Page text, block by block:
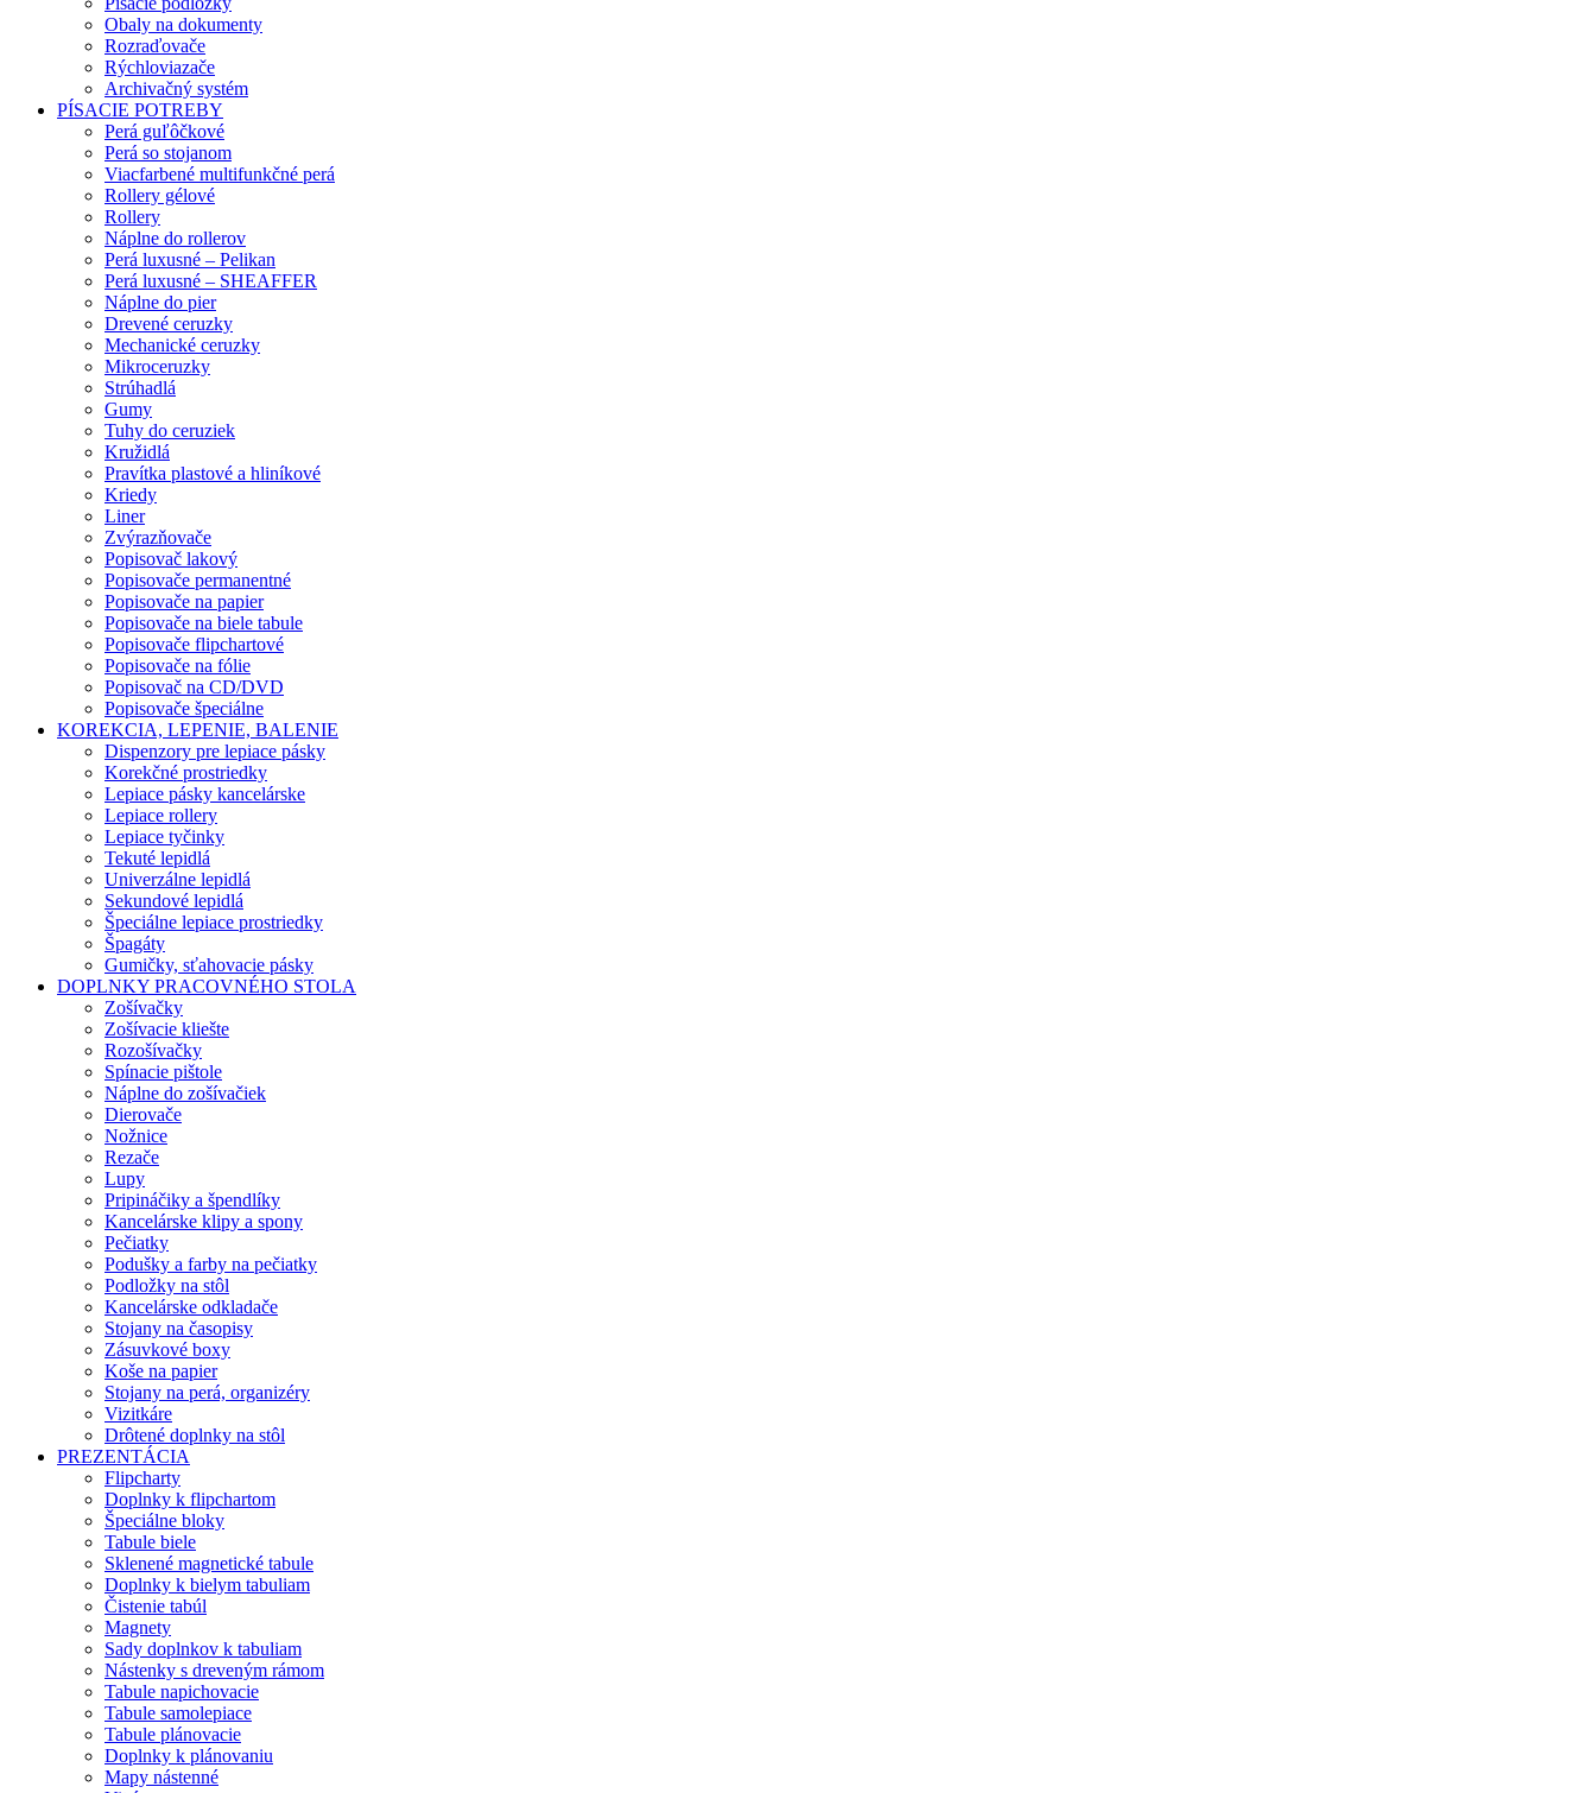
Obaly na dokumenty
Rozraďovače
Rýchloviazače
Archivačný systém
PÍSACIE POTREBY
Perá guľôčkové
Perá so stojanom
Viacfarbené multifunkčné perá
Rollery gélové
Rollery
Náplne do rollerov
Perá luxusné – Pelikan
Perá luxusné – SHEAFFER
Náplne do pier
Drevené ceruzky
Mechanické ceruzky
Mikroceruzky
Strúhadlá
Gumy
Tuhy do ceruziek
Kružidlá
Pravítka plastové a hliníkové
Kriedy
Liner
Zvýrazňovače
Popisovač lakový
Popisovače permanentné
Popisovače na papier
Popisovače na biele tabule
Popisovače flipchartové
Popisovače na fólie
Popisovač na CD/DVD
Popisovače špeciálne
KOREKCIA, LEPENIE, BALENIE
Dispenzory pre lepiace pásky
Korekčné prostriedky
Lepiace pásky kancelárske
Lepiace rollery
Lepiace tyčinky
Tekuté lepidlá
Univerzálne lepidlá
Sekundové lepidlá
Špeciálne lepiace prostriedky
Špagáty
Gumičky, sťahovacie pásky
DOPLNKY PRACOVNÉHO STOLA
Zošívačky
Zošívacie kliešte
Rozošívačky
Spínacie pištole
Náplne do zošívačiek
Dierovače
Nožnice
Rezače
Lupy
Pripináčiky a špendlíky
Kancelárske klipy a spony
Pečiatky
Podušky a farby na pečiatky
Podložky na stôl
Kancelárske odkladače
Stojany na časopisy
Zásuvkové boxy
Koše na papier
Stojany na perá, organizéry
Vizitkáre
Drôtené doplnky na stôl
PREZENTÁCIA
Flipcharty
Doplnky k flipchartom
Špeciálne bloky
Tabule biele
Sklenené magnetické tabule
Doplnky k bielym tabuliam
Čistenie tabúl
Magnety
Sady doplnkov k tabuliam
Nástenky s dreveným rámom
Tabule napichovacie
Tabule samolepiace
Tabule plánovacie
Doplnky k plánovaniu
Mapy nástenné